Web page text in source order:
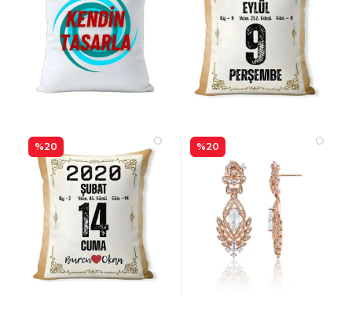
%20 %20